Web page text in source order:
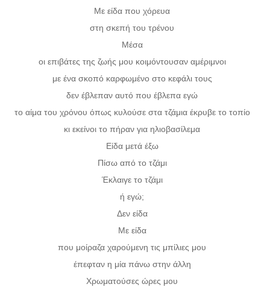
Με είδα που χόρευα
στη σκεπή του τρένου
Μέσα
οι επιβάτες της ζωής μου κοιμόντουσαν αμέριμνοι
με ένα σκοπό καρφωμένο στο κεφάλι τους
δεν έβλεπαν αυτό που έβλεπα εγώ
το αίμα του χρόνου όπως κυλούσε στα τζάμια έκρυβε το τοπίο
κι εκείνοι το πήραν για ηλιοβασίλεμα
Είδα μετά έξω
Πίσω από το τζάμι
Έκλαιγε το τζάμι
ή εγώ;
Δεν είδα
Με είδα
που μοίραζα χαρούμενη τις μπίλιες μου
έπεφταν η μία πάνω στην άλλη
Χρωματούσες ώρες μου